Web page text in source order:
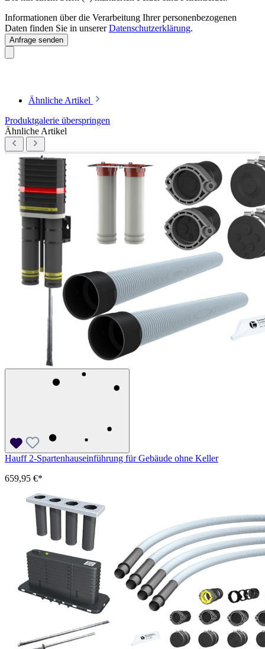
Informationen über die Verarbeitung Ihrer personenbezogenen
Daten finden Sie in unsererDatenschutzerklärung.
Anfrage senden
Ähnliche Artikel
Produktgalerie überspringen
Ähnliche Artikel
Hauff 2-Spartenhauseinführung für Gebäude ohne Keller
659,95 €*